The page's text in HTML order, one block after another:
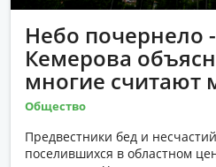
Небо почернело
Кемерова
многие считают
Общество
Предвестники бед и
поселившихся в областном